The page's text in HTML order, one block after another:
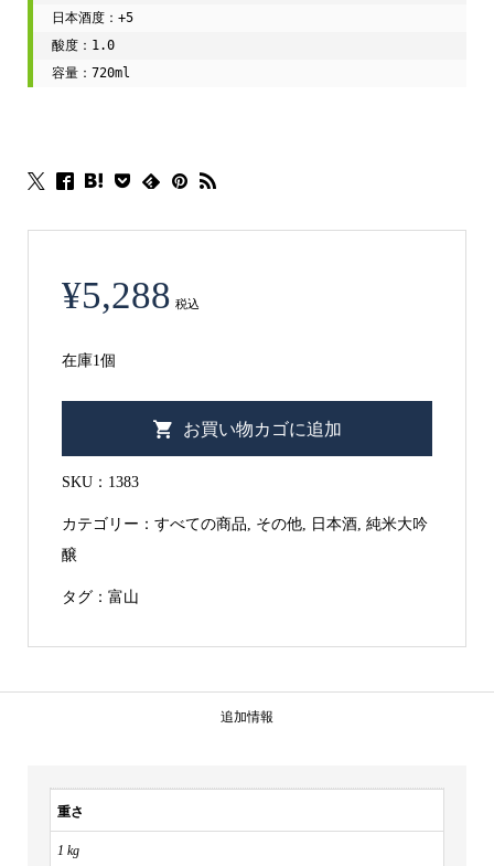
日本酒度：+5
酸度：1.0
容量：720ml
¥5,288 税込
在庫1個
県】
の
米
醸
720ml
個
お買い物カゴに追加
SKU： 1383
カテゴリー： すべての商品 その他, 日本酒, 純米大吟
醸
タグ： 富山
追加情報
重さ
1 kg